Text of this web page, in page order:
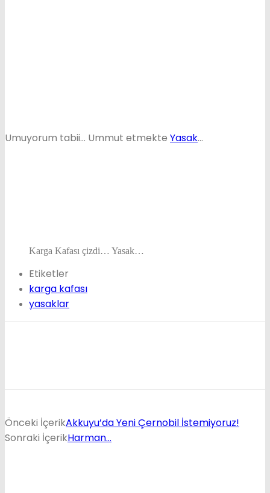
Umuyorum tabii… Ummut etmekte Yasak…
Karga Kafası çizdi… Yasak…
Etiketler
karga kafası
yasaklar
Önceki İçerikAkkuyu’da Yeni Çernobil İstemiyoruz!
Sonraki İçerikHarman…